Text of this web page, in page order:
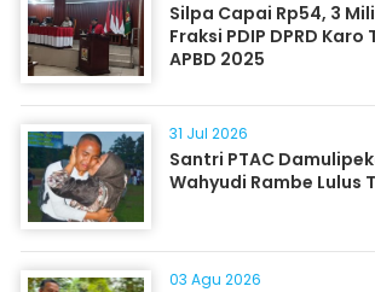
Silpa Capai Rp54, 3
Fraksi PDIP DPRD Karo
APBD 2025
31 Jul 2026
Santri PTAC
Wahyudi Rambe Lulus
03 Agu 2026